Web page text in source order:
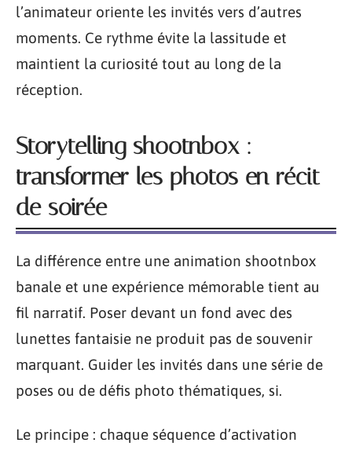
l’animateur oriente les invités vers d’autres
moments. Ce rythme évite la lassitude et
maintient la curiosité tout au long de la
réception.
Storytelling shootnbox :
transformer les photos en récit
de soirée
La différence entre une animation shootnbox
banale et une expérience mémorable tient au
fil narratif. Poser devant un fond avec des
lunettes fantaisie ne produit pas de souvenir
marquant. Guider les invités dans une série de
poses ou de défis photo thématiques, si.
Le principe : chaque séquence d’activation